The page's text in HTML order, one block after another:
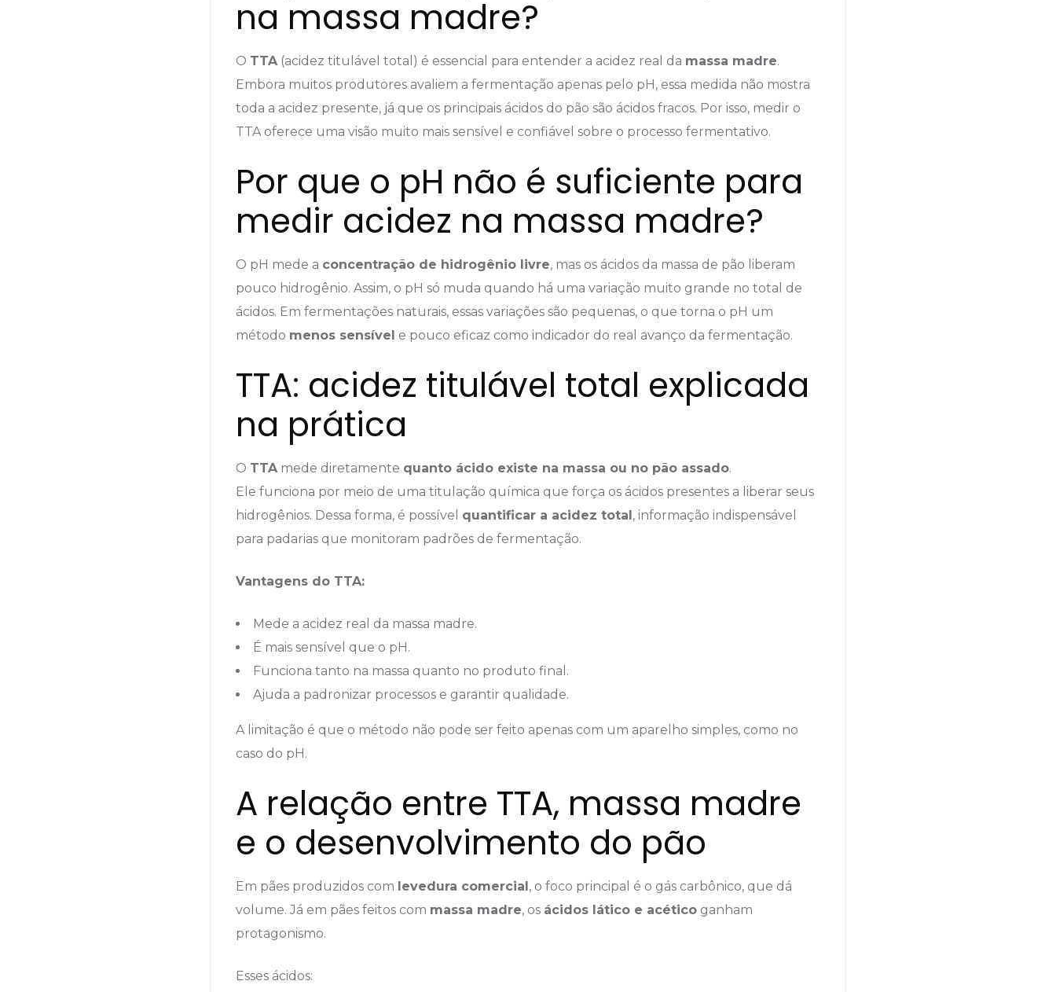
na massa madre?
O TTA(acidez titulável total) é essencial para entender a acidez real da massa madre.
Embora muitos produtores avaliem a fermentação apenas pelo pH, essa medida não mostra
toda a acidez presente, já que os principais ácidos do pão são ácidos fracos. Por isso, medir o
TTA oferece uma visão muito mais sensível e confiável sobre o processo fermentativo.
Por que o pH não é suficiente para
medir acidez na massa madre?
O pH mede a concentração de hidrogênio livre, mas os ácidos da massa de pão liberam
pouco hidrogênio. Assim, o pH só muda quando há uma variação muito grande no total de
ácidos. Em fermentações naturais, essas variações são pequenas, o que torna o pH um
método menos sensível e pouco eficaz como indicador do real avanço da fermentação.
TTA: acidez titulável total explicada
na prática
O TTAmede diretamente quanto ácido existe na massa ou no pão assado.
Ele funciona por meio de uma titulação química que força os ácidos presentes a liberar seus
hidrogênios. Dessa forma, é possível quantificar a acidez total, informação indispensável
para padarias que monitoram padrões de fermentação.
Vantagens do TTA:
Mede a acidez real da massa madre.
É mais sensível que o pH.
Funciona tanto na massa quanto no produto final.
Ajuda a padronizar processos e garantir qualidade.
A limitação é que o método não pode ser feito apenas com um aparelho simples, como no
caso do pH.
A relação entre TTA, massa madre
e o desenvolvimento do pão
Em pães produzidos com levedura comercial, o foco principal é o gás carbônico, que dá
volume. Já em pães feitos com massa madre, os ácidos lático e acético ganham
protagonismo.
Esses ácidos: